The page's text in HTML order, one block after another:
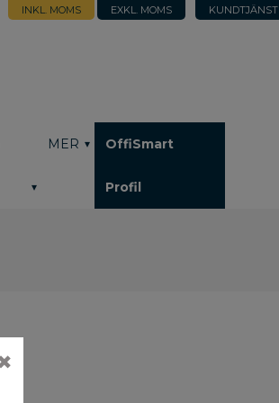
KUNDTJÄNST
INKL. MOMS EXKL. MOMS
MER OffiSmart
Profil